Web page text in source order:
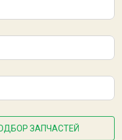
ЗАПЧАСТЕЙ